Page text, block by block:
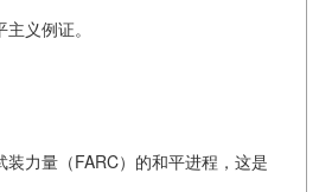
义例证。
力量（FARC）的和平进程，这是